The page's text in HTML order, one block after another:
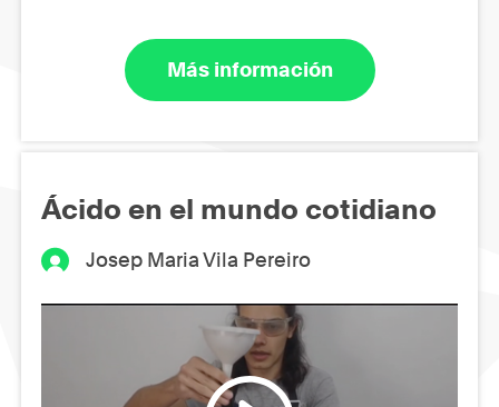
Más información
Ácido en el mundo cotidiano
Josep Maria Vila Pereiro